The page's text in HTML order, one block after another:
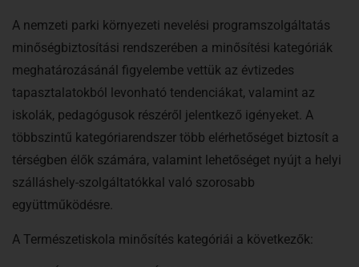
A nemzeti parki környezeti nevelési programszolgáltatás
minőségbiztosítási rendszerében a minősítési kategóriák
meghatározásánál figyelembe vettük az évtizedes
tapasztalatokból levonható tendenciákat, valamint az
iskolák, pedagógusok részéről jelentkező igényeket. A
többszintű kategóriarendszer több elérhetőséget biztosít a
térségben élők számára, valamint lehetőséget nyújt a helyi
szálláshely-szolgáltatókkal való szorosabb
együttműködésre.
A Természetiskola minősítés kategóriái a következők: